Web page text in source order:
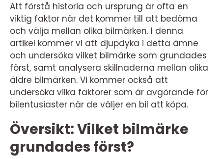
Att förstå historia och ursprung är ofta en
viktig faktor när det kommer till att bedöma
och välja mellan olika bilmärken. I denna
artikel kommer vi att djupdyka i detta ämne
och undersöka vilket bilmärke som grundades
först, samt analysera skillnaderna mellan olika
äldre bilmärken. Vi kommer också att
undersöka vilka faktorer som är avgörande för
bilentusiaster när de väljer en bil att köpa.
Översikt: Vilket bilmärke
grundades först?